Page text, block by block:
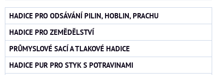
HADICE PRO ODSÁVÁNÍ PILIN, HOBLIN, PRACHU
HADICE PRO ZEMĚDĚLSTVÍ
PRŮMYSLOVÉ SACÍ A TLAKOVÉ HADICE
HADICE PUR PRO STYK S POTRAVINAMI